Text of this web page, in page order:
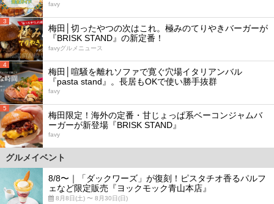
favy
3
梅田│切ったやつの次はこれ。極みのてりやきバーガーが
『BRISK STAND』の新定番！
favyグルメニュース
4
梅田│喧騒を離れソファで寛ぐ穴場イタリアンバル
『pasta stand』。長居もOKで使い勝手抜群
favy
5
梅田限定！海外の定番・甘じょっぱ系ベーコンジャムバ
ーガーが新登場『BRISK STAND』
favy
グルメイベント
8/8〜｜「ダックワーズ」が復刻！ピスタチオ香るパルフ
ェなど限定販売『ヨックモック青山本店』
8月8日(土) 〜 8月30日(日)